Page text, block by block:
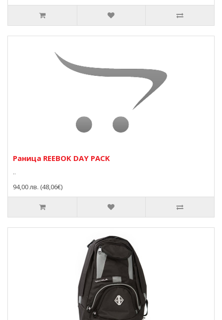
Раница REEBOK DAY PACK
..
94,00 лв. (48,06€)